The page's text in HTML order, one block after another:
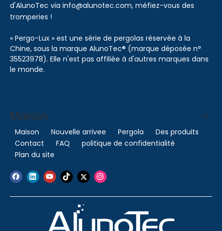
d'AlunoTec via info@alunotec.com, méfiez-vous des
tromperies !
« Pergo-Lux » est une série de pergolas réservée à la
Chine, sous la marque AlunoTec® (marque déposée n°
35523978). Elle n'est pas affiliée à d'autres marques dans
le monde.
Maison
Maison Nouvelle arrivee Pergola
Des produits
Contact
FAQ
politique de confidentialité
Plan du site